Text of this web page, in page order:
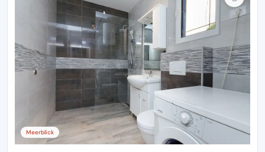
Meerblick